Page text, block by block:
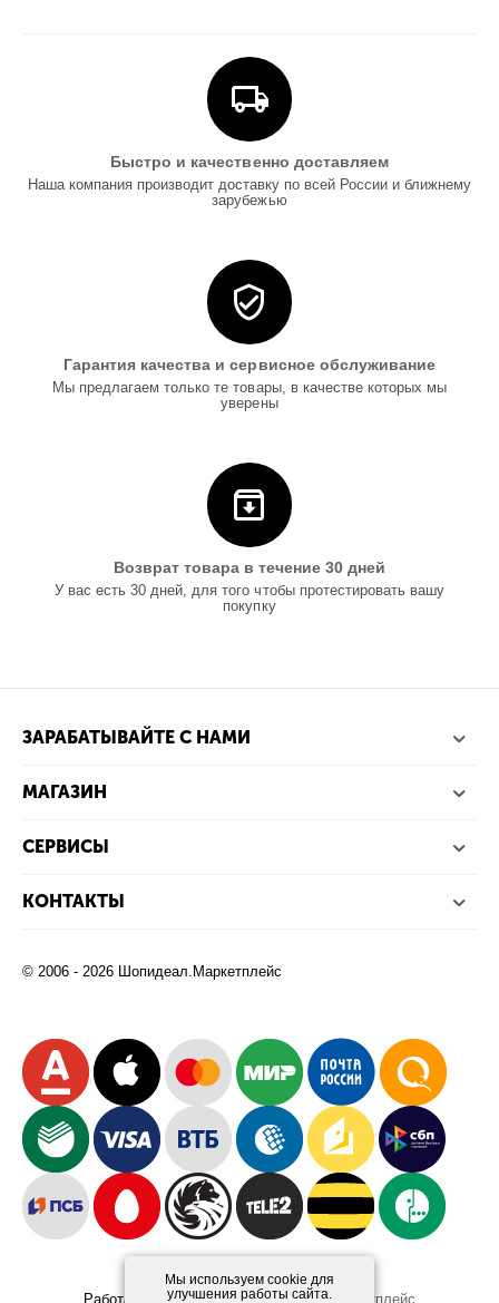
Мы используем cookie для
улучшения работы сайта.
Быстро и качественно доставляем
Наша компания производит доставку по всей России и ближнему
зарубежью
Гарантия качества и сервисное обслуживание
Мы предлагаем только те товары, в качестве которых мы
уверены
Возврат товара в течение 30 дней
У вас есть 30 дней, для того чтобы протестировать вашу
покупку
ЗАРАБАТЫВАЙТЕ С НАМИ
МАГАЗИН
СЕРВИСЫ
КОНТАКТЫ
© 2006 - 2026 Шопидеал.Маркетплейс
Работает на платформеШопидеал.Маркетплейс